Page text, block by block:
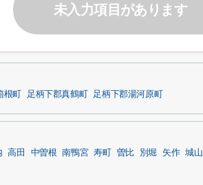
未入力項目があります
町 足柄下郡真鶴町 足柄下郡湯河原町
高田 中曽根 南鴨宮 寿町 曽比 別堀 矢作 城山